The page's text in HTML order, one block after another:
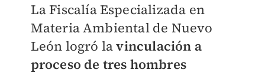
La Fiscalía Especializada en
Materia Ambiental de Nuevo
León logró lavinculación a
proceso de tres hombres